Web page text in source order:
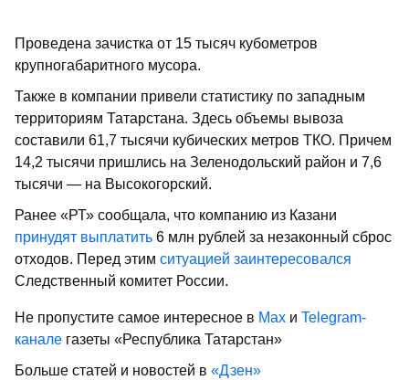
Проведена зачистка от 15 тысяч кубометров
крупногабаритного мусора.
Также в компании привели статистику по западным
территориям Татарстана. Здесь объемы вывоза
составили 61,7 тысячи кубических метров ТКО. Причем
14,2 тысячи пришлись на Зеленодольский район и 7,6
тысячи — на Высокогорский.
Ранее «РТ» сообщала, что компанию из Казани
принудят выплатить 6 млн рублей за незаконный сброс
отходов. Перед этим ситуацией заинтересовался
Следственный комитет России.
Не пропустите самое интересное в Max и Telegram-
канале газеты «Республика Татарстан»
Больше статей и новостей в «Дзен»